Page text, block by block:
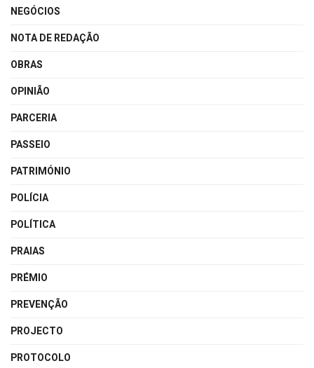
NEGÓCIOS
NOTA DE REDAÇÃO
OBRAS
OPINIÃO
PARCERIA
PASSEIO
PATRIMÓNIO
POLÍCIA
POLÍTICA
PRAIAS
PRÉMIO
PREVENÇÃO
PROJECTO
PROTOCOLO